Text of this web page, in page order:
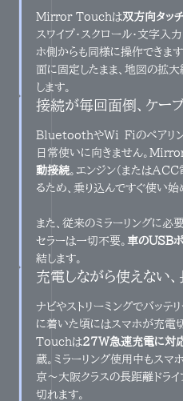
Mirror Touchは双方向タッ
スワイプ・スクロール・文字入
ホ側からも同様に操作できま
面に固定したまま、地図の拡
します。
接続が毎回面倒、ケー
BluetoothやWi-Fiのペアリン
日常使いに向きません。
動接続。エンジン（または
るため、乗り込んですぐ使い始
また、従来のミラーリングに必
セラーは一切不要。 車のUSB
結します。
充電しながら使えない
ナビやストリーミングでバッテ
に着いた頃にはスマホが充
Touchは27W急速充電に対
蔵。ミラーリング使用中もスマ
京〜大阪クラスの長距離ドラ
切れます。